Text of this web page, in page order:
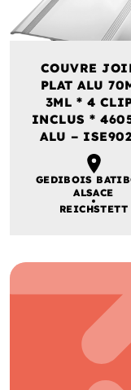
COUVRE
PLAT ALU
3ML * 4
INCLUS *
ALU –
GEDIBOIS
ALSACE
REICHSTETT